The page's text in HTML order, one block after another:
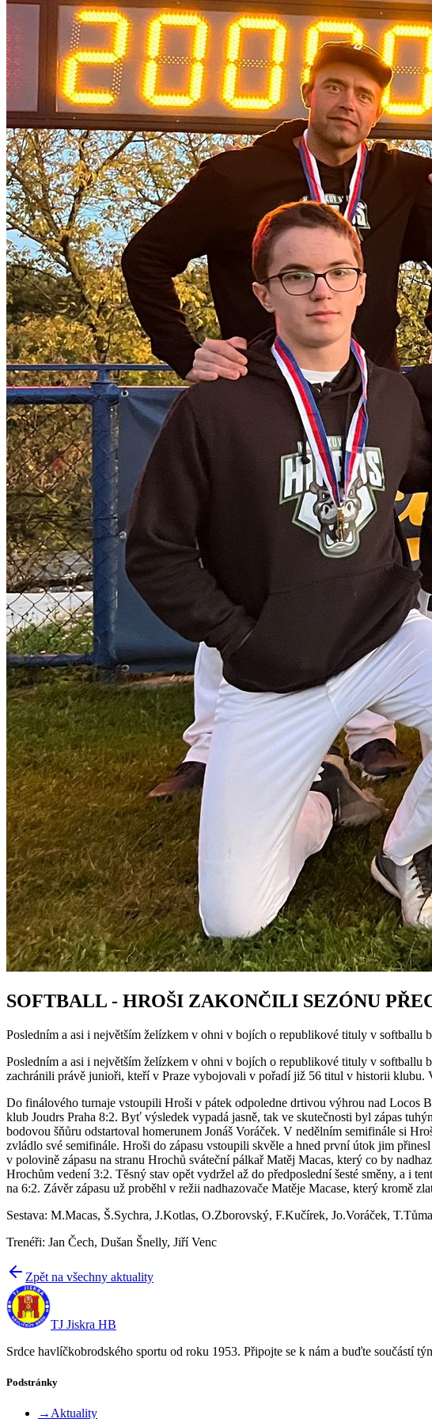
SOFTBALL - HROŠI ZAKONČILI SEZÓNU
Posledním a asi i největším želízkem v ohni v bojích o republikové tituly v softballu
Posledním a asi i největším želízkem v ohni v bojích o republikové tituly v
zachránili právě junioři, kteří v Praze vybojovali v pořadí již 56 titul v historii
Do finálového turnaje vstoupili Hroši v pátek odpoledne drtivou výhrou nad Locos
klub Joudrs Praha 8:2. Byť výsledek vypadá jasně, tak ve skutečnosti byl zápas
bodovou šňůru odstartoval homerunem Jonáš Voráček. V nedělním semifinále si
zvládlo své semifinále. Hroši do zápasu vstoupili skvěle a hned první útok jim
v polovině zápasu na stranu Hrochů sváteční pálkař Matěj Macas, který co by
Hrochům vedení 3:2. Těsný stav opět vydržel až do předposlední šesté směny, a i
na 6:2. Závěr zápasu už proběhl v režii nadhazovače Matěje Macase, který kromě
Sestava: M.Macas, Š.Sychra, J.Kotlas, O.Zborovský, F.Kučírek, Jo.Voráček,
Trenéři: Jan Čech, Dušan Šnelly, Jiří Venc
Zpět na všechny aktuality
TJ Jiskra HB
Srdce havlíčkobrodského sportu od roku 1953. Připojte se k nám a buďte součástí
Podstránky
→ Aktuality